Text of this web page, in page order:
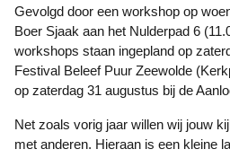
Gevolgd door een workshop op
Boer Sjaak aan het Nulderpad 6
workshops staan ingepland op
Festival Beleef Puur Zeewolde
op zaterdag 31 augustus bij de
Net zoals vorig jaar willen wij jouw kijk op Zeewolde graag delen
met anderen. Hieraan is een kleine